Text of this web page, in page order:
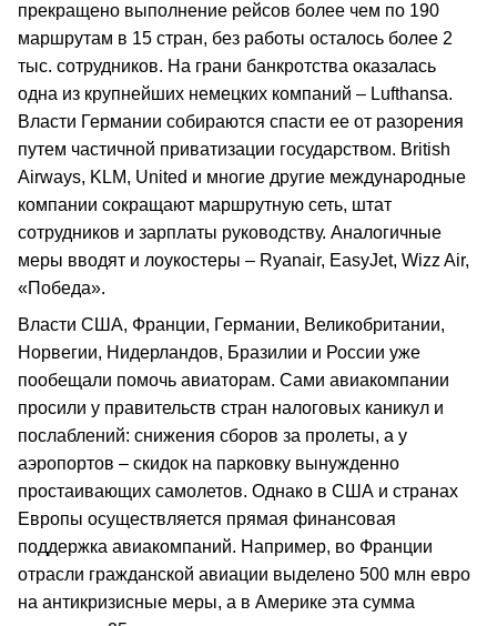
прекращено выполнение рейсов более чем по 190
маршрутам в 15 стран, без работы осталось более 2
тыс. сотрудников. На грани банкротства оказалась
одна из крупнейших немецких компаний – Lufthansa.
Власти Германии собираются спасти ее от разорения
путем частичной приватизации государством. British
Airways, KLM, United и многие другие международные
компании сокращают маршрутную сеть, штат
сотрудников и зарплаты руководству. Аналогичные
меры вводят и лоукостеры – Ryanair, EasyJet, Wizz Air,
«Победа».
Власти США, Франции, Германии, Великобритании,
Норвегии, Нидерландов, Бразилии и России уже
пообещали помочь авиаторам. Сами авиакомпании
просили у правительств стран налоговых каникул и
послаблений: снижения сборов за пролеты, а у
аэропортов – скидок на парковку вынужденно
простаивающих самолетов. Однако в США и странах
Европы осуществляется прямая финансовая
поддержка авиакомпаний. Например, во Франции
отрасли гражданской авиации выделено 500 млн евро
на антикризисные меры, а в Америке эта сумма